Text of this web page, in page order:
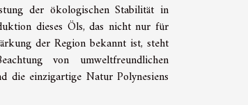
der ökologischen Stabilität in
dieses Öls, das nicht nur für
der Region bekannt ist, steht
von umweltfreundlichen
die einzigartige Natur Polynesiens